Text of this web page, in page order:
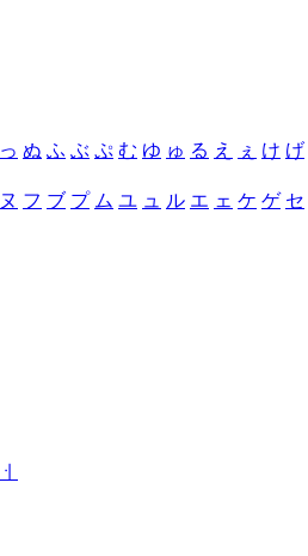
っ ぬ ふ ぶ ぷ む ゆ ゅ る え ぇ け げ
ヌ フ ブ プ ム ユ ュ ル エ ェ ケ ゲ セ
ㆎ